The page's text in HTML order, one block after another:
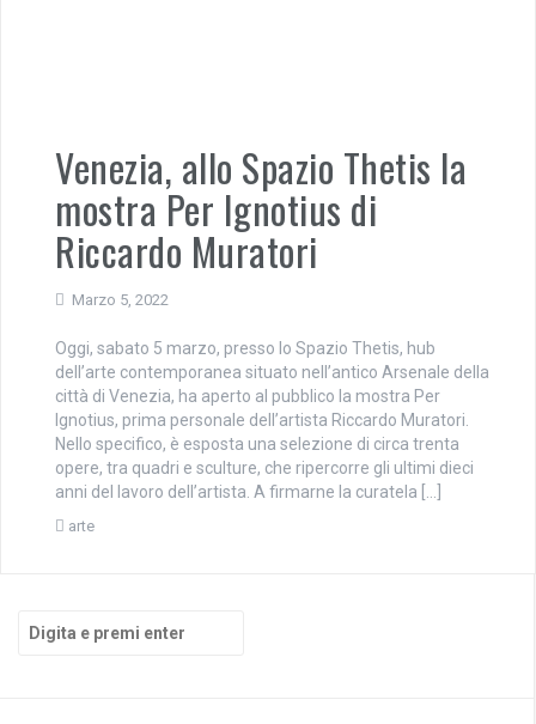
Venezia, allo Spazio Thetis la
mostra Per Ignotius di
Riccardo Muratori
Marzo 5, 2022
Oggi, sabato 5 marzo, presso lo Spazio Thetis, hub
dell’arte contemporanea situato nell’antico Arsenale della
città di Venezia, ha aperto al pubblico la mostra Per
Ignotius, prima personale dell’artista Riccardo Muratori.
Nello specifico, è esposta una selezione di circa trenta
opere, tra quadri e sculture, che ripercorre gli ultimi dieci
anni del lavoro dell’artista. A firmarne la curatela […]
arte